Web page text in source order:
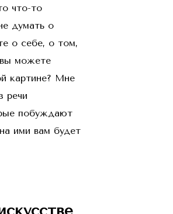
что-то
думать о
о себе, о том,
можете
картине? Мне
речи
побуждают
ими вам будет